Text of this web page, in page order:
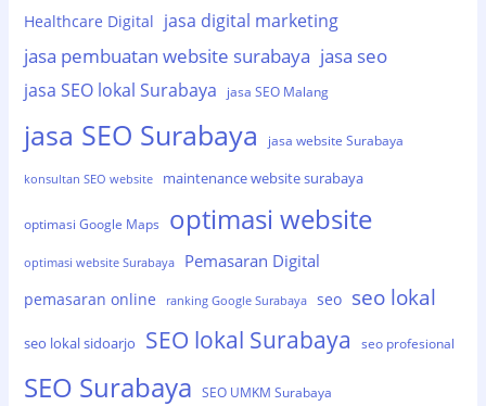
Healthcare Digital jasa digital marketing
jasa pembuatan website surabaya jasa seo
jasa SEO lokal Surabaya jasa SEO Malang
jasa SEO Surabaya jasa website Surabaya
konsultan SEO website maintenance website surabaya
optimasi Google Maps optimasi website
optimasi website Surabaya Pemasaran Digital
pemasaran online ranking Google Surabaya seo seo lokal
seo lokal sidoarjo SEO lokal Surabaya seo profesional
SEO Surabaya SEO UMKM Surabaya